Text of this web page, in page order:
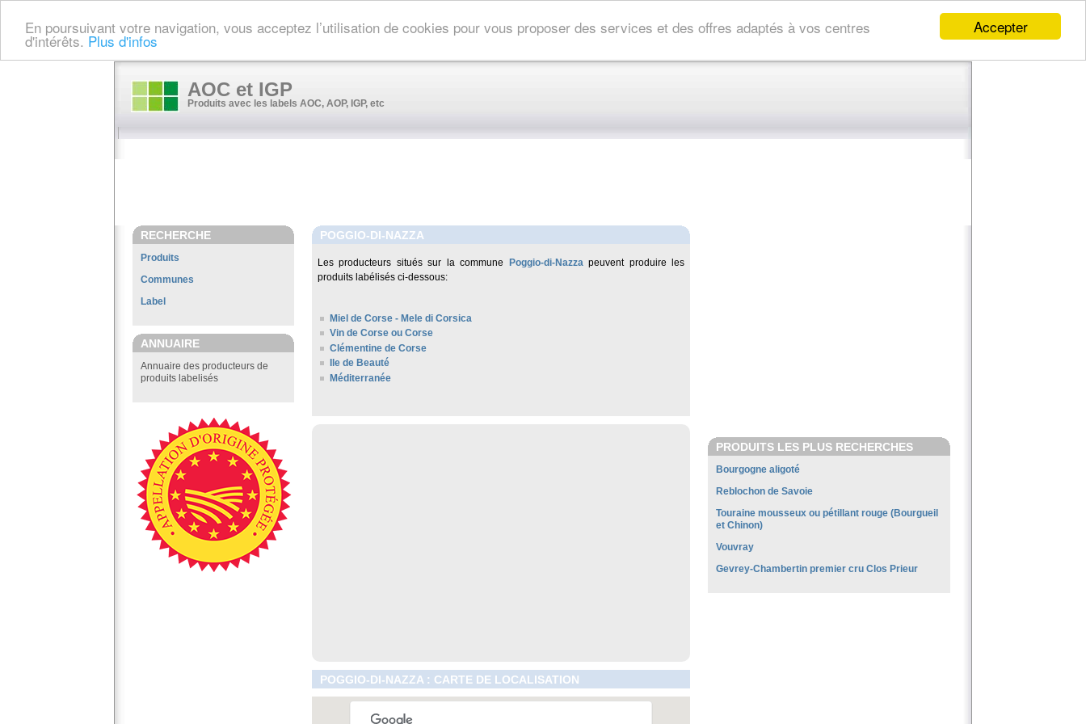
Accepter
En poursuivant votre navigation, vous acceptez l’utilisation de cookies pour vous proposer des services et des offres adaptés à vos centres
d'intérêts. Plus d'infos
AOC et IGP
Produits avec les labels AOC, AOP, IGP, etc
RECHERCHE
Produits
Communes
Label
ANNUAIRE
Annuaire des producteurs de
produits labelisés
POGGIO-DI-NAZZA
Les producteurs situés sur la commune Poggio-di-Nazzapeuvent produire les
produits labélisés ci-dessous:
Miel de Corse - Mele di Corsica
Vin de Corse ou Corse
Clémentine de Corse
Ile de Beauté
Méditerranée
POGGIO-DI-NAZZA : CARTE DE LOCALISATION
PRODUITS LES PLUS RECHERCHES
Bourgogne aligoté
Reblochon de Savoie
Touraine mousseux ou pétillant rouge (Bourgueil
et Chinon)
Vouvray
Gevrey-Chambertin premier cru Clos Prieur